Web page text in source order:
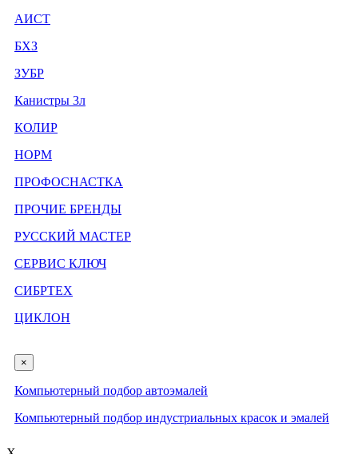
АИСТ
БХЗ
ЗУБР
Канистры 3л
КОЛИР
НОРМ
ПРОФОСНАСТКА
ПРОЧИЕ БРЕНДЫ
РУССКИЙ МАСТЕР
СЕРВИС КЛЮЧ
СИБРТЕХ
ЦИКЛОН
×
Компьютерный подбор автоэмалей
Компьютерный подбор индустриальных красок и эмалей